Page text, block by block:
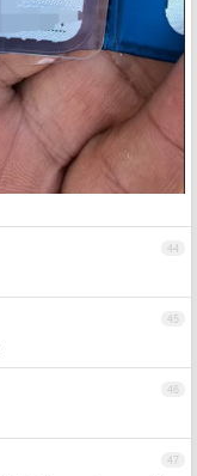
44
45
46
47